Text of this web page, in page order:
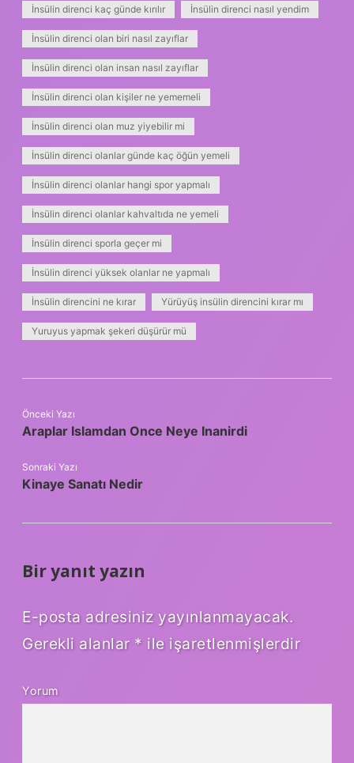
İnsülin direnci kaç günde kırılır İnsülin direnci nasıl yendim
İnsülin direnci olan biri nasıl zayıflar
İnsülin direnci olan insan nasıl zayıflar
İnsülin direnci olan kişiler ne yememeli
İnsülin direnci olan muz yiyebilir mi
İnsülin direnci olanlar günde kaç öğün yemeli
İnsülin direnci olanlar hangi spor yapmalı
İnsülin direnci olanlar kahvaltıda ne yemeli
İnsülin direnci sporla geçer mi
İnsülin direnci yüksek olanlar ne yapmalı
İnsülin direncini ne kırar Yürüyüş insülin direncini kırar mı
Yuruyus yapmak şekeri düşürür mü
Önceki Yazı
Araplar Islamdan Once Neye Inanirdi
Sonraki Yazı
Kinaye Sanatı Nedir
Bir yanıt yazın
E-posta adresiniz yayınlanmayacak.
Gerekli alanlar * ile işaretlenmişlerdir
Yorum